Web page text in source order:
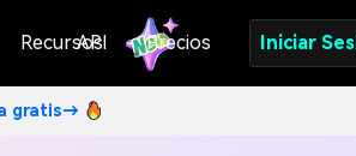
Recursos
API Precios Iniciar
gratis→